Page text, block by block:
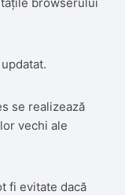
se realizează
vechi ale
fi evitate dacă